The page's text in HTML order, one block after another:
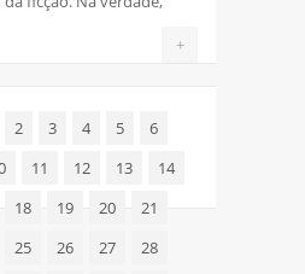
+
2 3 4 5
6
11 12 13
14
18 19 20
21
25 26 27
28